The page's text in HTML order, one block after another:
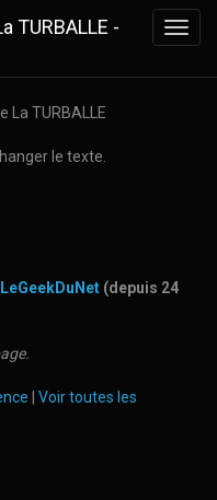
TURBALLE -
La TURBALLE
le texte.
LeGeekDuNet (depuis 24
Voir toutes les